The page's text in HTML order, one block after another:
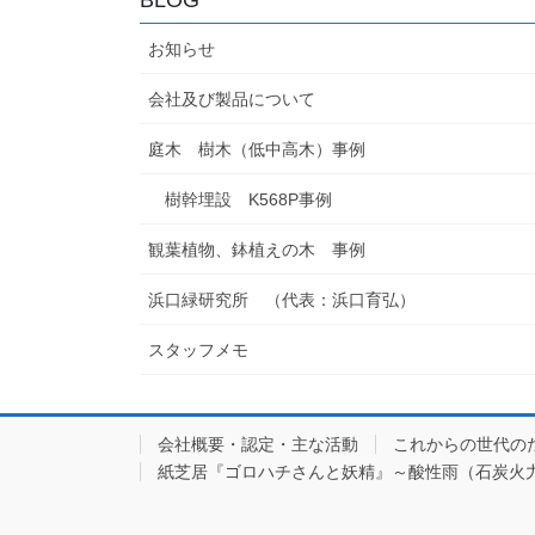
お知らせ
会社及び製品について
庭木 樹木（低中高木）事例
樹幹埋設 K568P事例
観葉植物、鉢植えの木 事例
浜口緑研究所 （代表：浜口育弘）
スタッフメモ
会社概要・認定・主な活動
これからの世代の
紙芝居『ゴロハチさんと妖精』～酸性雨（石炭火